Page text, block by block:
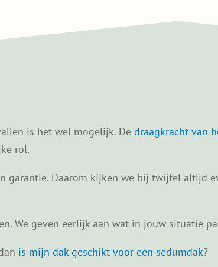
is het wel mogelijk. Dedraagkracht van
rol.
garantie. Daarom kijken we bij twijfel altijd
We geven eerlijk aan wat in jouw situatie
is mijn dak geschikt voor een sedumdak?